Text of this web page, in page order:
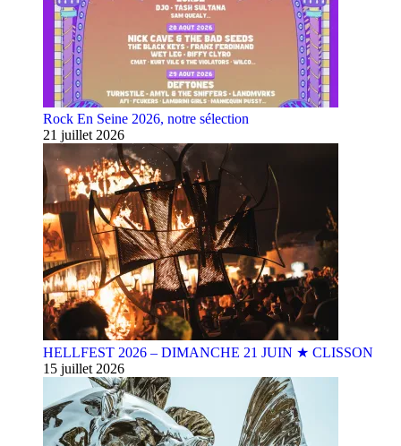
Rock En Seine 2026, notre sélection
21 juillet 2026
HELLFEST 2026 – DIMANCHE 21 JUIN ★ CLISSON
15 juillet 2026